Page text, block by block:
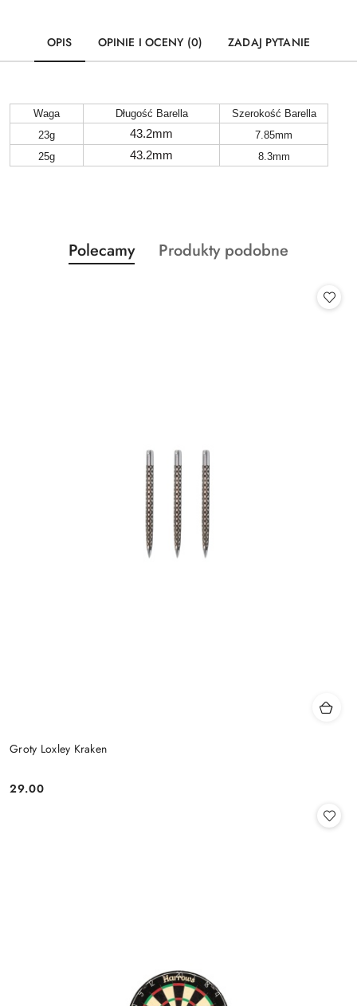
OPIS OPINIE I OCENY (0) ZADAJ PYTANIE
Waga Długość Barella
Szerokość Barella
23g
43.2mm
7.85mm
25g
43.2mm 8.3mm
Pomiń karuzelę produktów
Produkty
o
Polecamy
Produkty
Produkty podobne
Groty Loxley Kraken
Cena:
29.00